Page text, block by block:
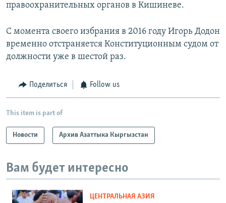
правоохранительных органов в Кишиневе.
С момента своего избрания в 2016 году Игорь Додон
временно отстраняется Конституционным судом от
должности уже в шестой раз.
Поделиться Follow us
This item is part of
Новости Архив Азаттыка Кыргызстан
Вам будет интересно
ЦЕНТРАЛЬНАЯ АЗИЯ